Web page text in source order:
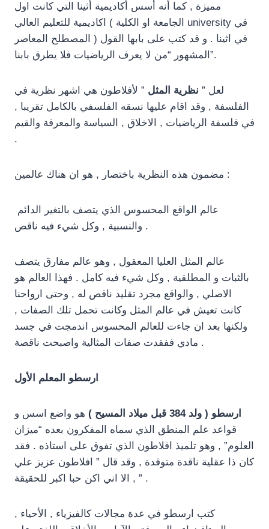
مميزة , كما أنه أسس أكاديمية أثينا التي كانت اول
اكاديمية للتعليم العالي ( الجامعة او الكلية university في
المصطلح المعاصر ) في اثينا . و قد كتب على بابها القول
المشهور “من لا يعرف الرياضيات فلا يطرق بابنا”.
لعل ” نظرية المثل ” لأفلاطون هي اشهر نظرية في
الفلسفة , وقد اقام عليها نسقه الفلسفي بالكامل تقريبا ,
في فلسفة الرياضيات , الاخلاق , السياسة والمعرفة والقيم
.
مضمون هذه النظرية باختصار , هو ان هناك عالمين :
والنسبية , وكل شيء فيه ناقص .
عالم المثل العليا المعقول , وهو عالم مفارق يتصف
بالثبات و المطلقية , وكل شيء فيه كامل . فهذا العالم هو
الاصلي , والواقع مجرد تقليد ناقص له , وحتى ارواحنا
كانت تعيش في عالم المثل وكانت تحمل تلك الصفات ,
ولكنها بعد ان جاءت للعالم المحسوس اندمجت في جسد
مادي ففقدت صفات المثالية واصبحت ناقصة .
ارسطو ( ولد 384 قبل ميلاد المسيح )
هو واضع اسس و
قواعد علم المنطق الذي سماه المفكرون بعده “ميزان
العلوم” , وهو تلميذ افلاطون الذي تفوق على استاذه . فقد
كان ذا عقلية ناقدة متوقدة , وقد قال ” افلاطون عزيز علي
, الا اني اكن حبا اكبر للحقيقة ” .
كتب ارسطو في عدة مجالات كالفيزياء , الأحياء ,